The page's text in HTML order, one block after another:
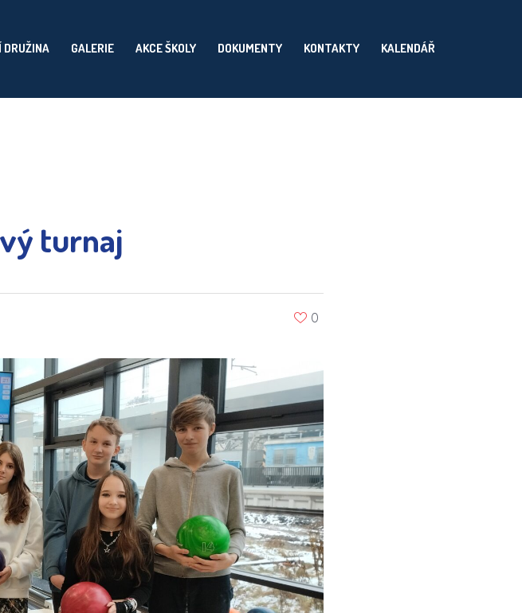
DRUŽINA GALERIE AKCE ŠKOLY DOKUMENTY KONTAKTY KALENDÁŘ
turnaj
0